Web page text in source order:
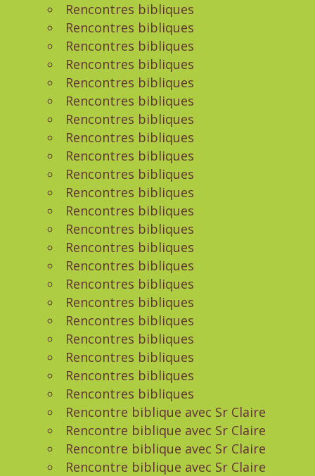
Rencontres bibliques
Rencontres bibliques
Rencontres bibliques
Rencontres bibliques
Rencontres bibliques
Rencontres bibliques
Rencontres bibliques
Rencontres bibliques
Rencontres bibliques
Rencontres bibliques
Rencontres bibliques
Rencontres bibliques
Rencontres bibliques
Rencontres bibliques
Rencontres bibliques
Rencontres bibliques
Rencontres bibliques
Rencontres bibliques
Rencontres bibliques
Rencontres bibliques
Rencontres bibliques
Rencontres bibliques
Rencontre biblique avec Sr Claire
Rencontre biblique avec Sr Claire
Rencontre biblique avec Sr Claire
Rencontre biblique avec Sr Claire